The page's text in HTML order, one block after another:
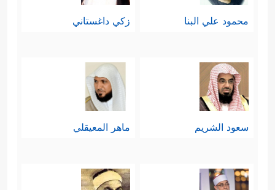
محمود علي البنا زكي داغستاني
سعود الشريم ماهر المعيقلي